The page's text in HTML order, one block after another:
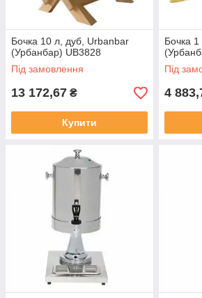
Бочка 10 л, дуб, Urbanbar
(Урбанбар) UB3828
Під замовлення
13 172,67 ₴
Купити
Бочка
Під
4